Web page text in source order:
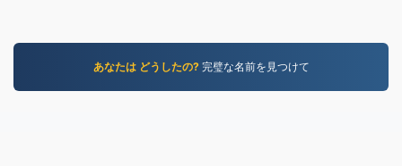
あなたは どうしたの?完璧な名前を見つけて